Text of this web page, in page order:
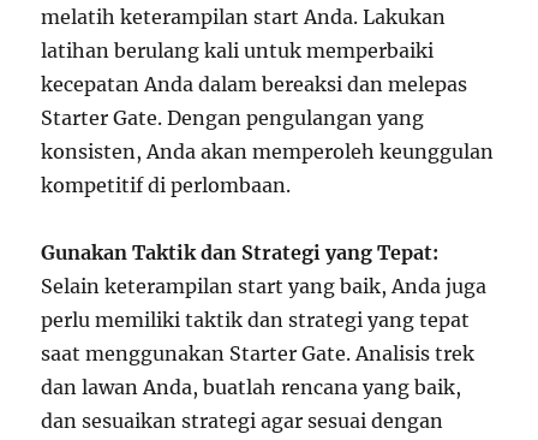
melatih keterampilan start Anda. Lakukan
latihan berulang kali untuk memperbaiki
kecepatan Anda dalam bereaksi dan melepas
Starter Gate. Dengan pengulangan yang
konsisten, Anda akan memperoleh keunggulan
kompetitif di perlombaan.
Gunakan Taktik dan Strategi yang Tepat:
Selain keterampilan start yang baik, Anda juga
perlu memiliki taktik dan strategi yang tepat
saat menggunakan Starter Gate. Analisis trek
dan lawan Anda, buatlah rencana yang baik,
dan sesuaikan strategi agar sesuai dengan